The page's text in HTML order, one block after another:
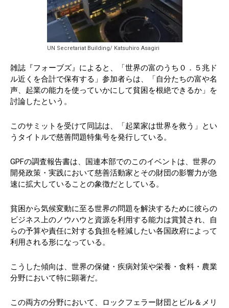
UN Secretariat Building/ Katsuhiro Asagiri
雑誌『フォーブズ』によると、「世界の富のうち０．５兆ド
ル近くを合計で保有する」参加者らは、「自分たちの富や名
声、起業の能力を使っていかにして貧困を根絶できるか」を
討論したという。
このサミットを受けて同誌は、「起業家は世界を救う」とい
うタイトルで慈善問題特集号を発行している。
GPFの調査報告書は、国連本部でのこのイベントは、世界の
開発政策・実践において慈善活動家とその財団の影響力が急
速に拡大していることの象徴だとしている。
貧困から気候変動に至る世界の問題を解決するために彼らの
ビジネス上のノウハウと資源を利用する能力は賞賛され、自
らの予算や責任に対する負担を軽減したい各国政府によって
利用される形になっている。
こうした傾向は、世界の保健・疾病対策や栄養・食料・農業
分野において特に顕著だ。
この両方の分野において、ロックフェラー財団とビル＆メリ